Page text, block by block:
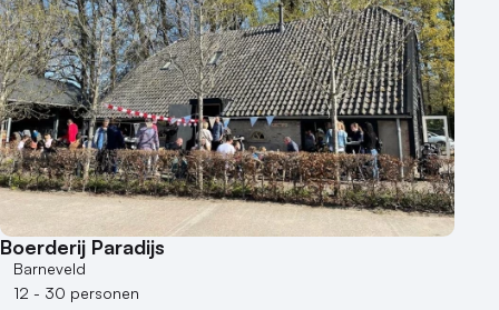
Boerderij Paradijs
Barneveld
12 - 30 personen